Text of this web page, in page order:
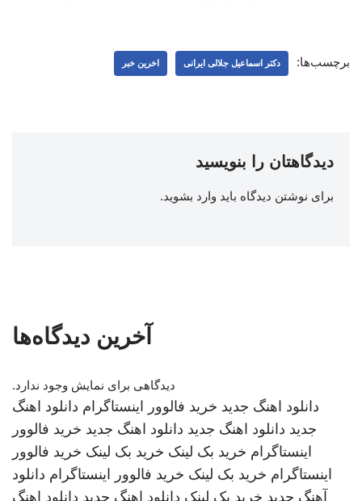
برچسب‌ها: دکتر اسماعیل جلالی ایرانی اخرین خبر
دیدگاهتان را بنویسید
برای نوشتن دیدگاه باید وارد بشوید.
آخرین دیدگاه‌ها
دیدگاهی برای نمایش وجود ندارد.
دانلود اهنگ جدید خرید فالوور اینستاگرام دانلود اهنگ
جدید دانلود اهنگ جدید دانلود اهنگ جدید خرید فالوور
اینستاگرام خرید بک لینک خرید بک لینک خرید فالوور
اینستاگرام خرید بک لینک خرید فالوور اینستاگرام دانلود
آهنگ جدید خرید بک لینک دانلود اهنگ جدید دانلود اهنگ